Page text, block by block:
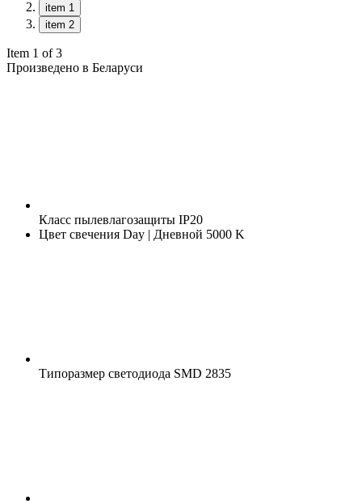
item 1
item 2
Item 1 of 3
Произведено в Беларуси
Класс пылевлагозащиты IP20
Цвет свечения Day | Дневной 5000 K
Типоразмер светодиода SMD 2835